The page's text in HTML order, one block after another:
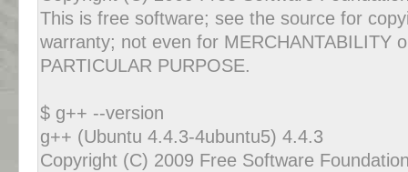
This is free software; see the source for
warranty; not even for MERCHANTABILITY
PARTICULAR PURPOSE.
$ g++ --version
g++ (Ubuntu 4.4.3-4ubuntu5) 4.4.3
Copyright (C) 2009 Free Software